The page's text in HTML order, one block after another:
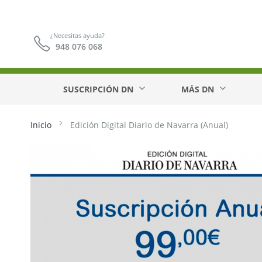
¿Necesitas ayuda?
948 076 068
SUSCRIPCIÓN DN MÁS DN
Inicio Edición Digital Diario de Navarra (Anual)
final